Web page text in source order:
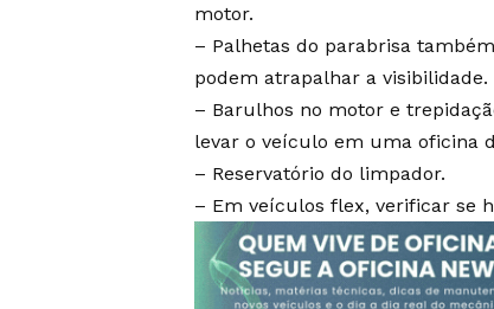
motor.
– Palhetas do parabrisa
podem atrapalhar a visibilidade.
– Barulhos no motor e
levar o veículo em uma oficina
– Reservatório do limpador.
– Em veículos flex, verificar se